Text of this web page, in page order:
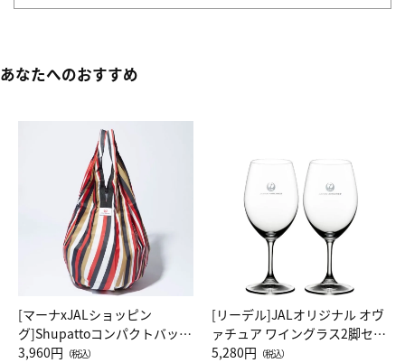
あなたへのおすすめ
[マーナxJALショッピン
グ]Shupattoコンパクトバッグ
Drop JAL客室乗務員（LC）ス
3,960円 （税込）
[リーデル]JALオリジナル オヴ
ァチュア ワイングラス2脚セッ
ト（レッドワイン）
5,280円 （税込）